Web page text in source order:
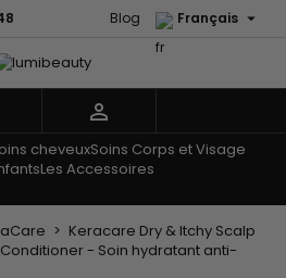
Français 
Blog

cheveuxSoins Corps et Visage
Les Accessoires
Keracare Dry & Itchy Scalp
- Soin hydratant anti-